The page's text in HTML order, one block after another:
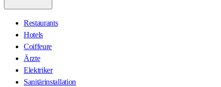
Restaurants
Hotels
Coiffeure
Ärzte
Elektriker
Sanitärinstallation